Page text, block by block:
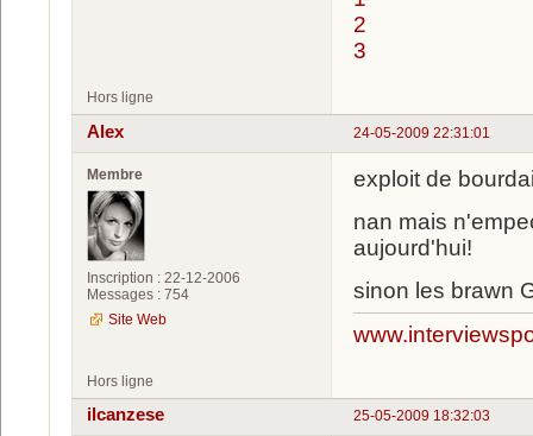
2
3
Hors ligne
24-05-2009 22:31:01
Alex
Membre
Inscription : 22-12-2006
Messages : 754
Site Web
exploit de
nan mais
aujourd'hui!
sinon les brawn
Hors ligne
25-05-2009 18:32:03
ilcanzese